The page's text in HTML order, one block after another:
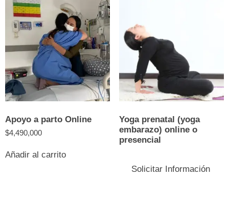
Apoyo a parto Online
$4,490,000
Añadir al carrito
Yoga prenatal (yoga
embarazo) online o
presencial
Solicitar Información